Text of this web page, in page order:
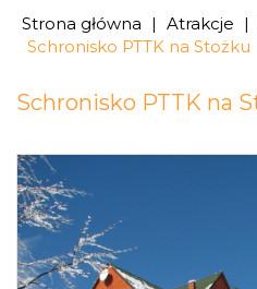
Strona główna | Atrakcje |
Schronisko PTTK na Stożku
Schronisko PTTK na